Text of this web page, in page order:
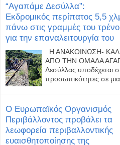
“Αγαπάμε Δεσύλλα”:
Εκδρομικός περίπατος 5,5
πάνω στις γραμμές του
για την επαναλειτουργία του
Η ΑΝΑΚΟΙΝΩΣΗ-
ΑΠΟ ΤΗΝ ΟΜΑΔΑ
Δεσύλλας υποδέχεται
προσωπικότητες σε
Ο Ευρωπαϊκός Οργανισμός
Περιβάλλοντος προβάλει τα
λεωφορεία περιβαλλοντικής
ευαισθητοποίησης της